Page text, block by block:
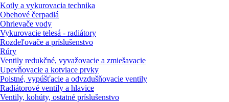
Kotly a vykurovacia technika
Obehové čerpadlá
Ohrievače vody
Vykurovacie telesá - radiátory
Rozdeľovače a príslušenstvo
Rúry
Ventily redukčné, vyvažovacie a zmiešavacie
Upevňovacie a kotviace prvky
Poistné, vypúšťacie a odvzdušňovacie ventily
Radiátorové ventily a hlavice
Ventily, kohúty, ostatné príslušenstvo